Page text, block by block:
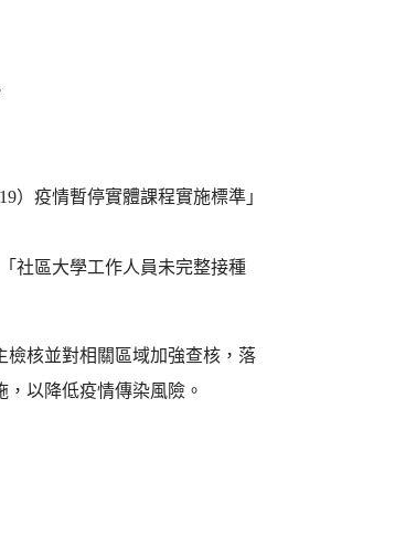
）疫情暫停實體課程實施標準」
社區大學工作人員未完整接種
檢核並對相關區域加強查核，落
，以降低疫情傳染風險。